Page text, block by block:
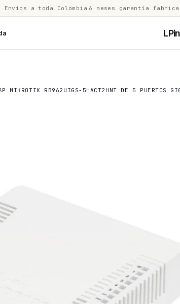
Envíos a toda Colombia 6 meses garantía
AP MIKROTIK RB962UIGS-5HACT2HNT DE 5 PUERTOS